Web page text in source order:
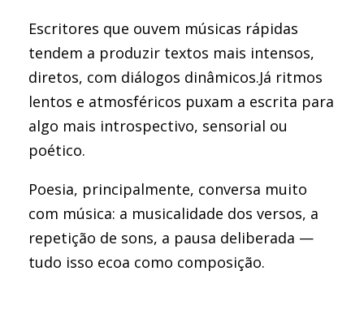
Escritores que ouvem músicas rápidas
tendem a produzir textos mais intensos,
diretos, com diálogos dinâmicos.Já ritmos
lentos e atmosféricos puxam a escrita para
algo mais introspectivo, sensorial ou
poético.
Poesia, principalmente, conversa muito
com música: a musicalidade dos versos, a
repetição de sons, a pausa deliberada —
tudo isso ecoa como composição.